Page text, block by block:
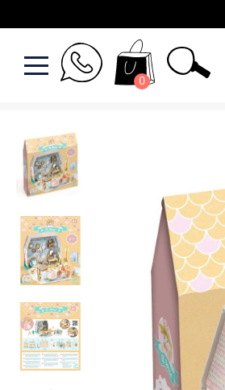
0